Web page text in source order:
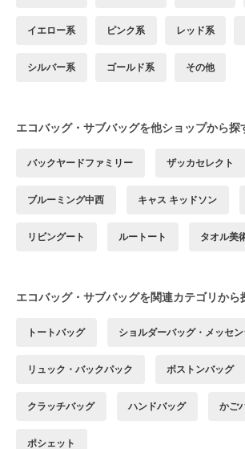
イエロー系 ピンク系 レッド系
シルバー系 ゴールド系 その他
エコバッグ・サブバッグを他ショップから探
バックヤードファミリー ザッカセレクト
ブルーミング中西 キャス キッドソン
リビングート ルートート タオル美
エコバッグ・サブバッグを関連カテゴリから
トートバッグ ショルダーバッグ・メッセ
リュック・バックパック ボストンバッグ
クラッチバッグ ハンドバッグ かご
ポシェット